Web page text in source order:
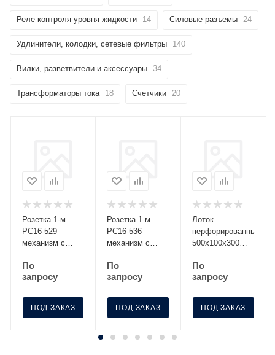
Реле контроля уровня жидкости 14 Силовые разъемы 24
Удлинители, колодки, сетевые фильтры 140
Вилки, разветвители и аксессуары 34
Трансформаторы тока 18 Счетчики 20
Розетка 1-м
РС16-529
механизм с
шторками
серебро Без
п.1ст.118 НК
По
запросу
ПОД ЗАКАЗ
Розетка 1-м
РС16-536
механизм с
крышкой с защ.
шторк. графит
п.п.1,16
п.1ст.118 НК
По
запросу
ПОД ЗАКАЗ
Лоток
перфорированный
500х100х300
100-3
По
запросу
ПОД ЗАКАЗ